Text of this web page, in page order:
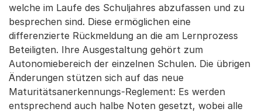
welche im Laufe des Schuljahres abzufassen und zu
besprechen sind. Diese ermöglichen eine
differenzierte Rückmeldung an die am Lernprozess
Beteiligten. Ihre Ausgestaltung gehört zum
Autonomiebereich der einzelnen Schulen. Die übrigen
Änderungen stützen sich auf das neue
Maturitätsanerkennungs-Reglement: Es werden
entsprechend auch halbe Noten gesetzt, wobei alle